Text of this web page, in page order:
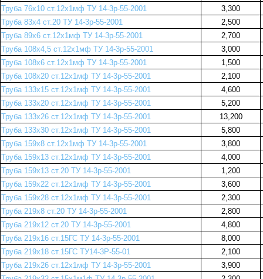
Труба 76х10 ст.12х1мф ТУ 14-3р-55-2001
3,300
Труба 83х4 ст.20 ТУ 14-3р-55-2001
2,500
Труба 89х6 ст.12х1мф ТУ 14-3р-55-2001
2,700
Труба 108х4,5 ст.12х1мф ТУ 14-3р-55-2001
3,000
Труба 108х6 ст.12х1мф ТУ 14-3р-55-2001
1,500
Труба 108х20 ст.12х1мф ТУ 14-3р-55-2001
2,100
Труба 133х15 ст.12х1мф ТУ 14-3р-55-2001
4,600
Труба 133х20 ст.12х1мф ТУ 14-3р-55-2001
5,200
Труба 133х26 ст.12х1мф ТУ 14-3р-55-2001
13,200
Труба 133х30 ст.12х1мф ТУ 14-3р-55-2001
5,800
Труба 159х8 ст.12х1мф ТУ 14-3р-55-2001
3,800
Труба 159х13 ст.12х1мф ТУ 14-3р-55-2001
4,000
Труба 159х13 ст.20 ТУ 14-3р-55-2001
1,200
Труба 159х22 ст.12х1мф ТУ 14-3р-55-2001
3,600
Труба 159х28 ст.12х1мф ТУ 14-3р-55-2001
2,300
Труба 219х8 ст.20 ТУ 14-3р-55-2001
2,800
Труба 219х12 ст.20 ТУ 14-3р-55-2001
4,800
Труба 219х16 ст.15ГС ТУ 14-3р-55-2001
8,000
Труба 219х18 ст.15ГС ТУ14-3Р-55-01
2,100
Труба 219х26 ст.12х1мф ТУ 14-3р-55-2001
3,900